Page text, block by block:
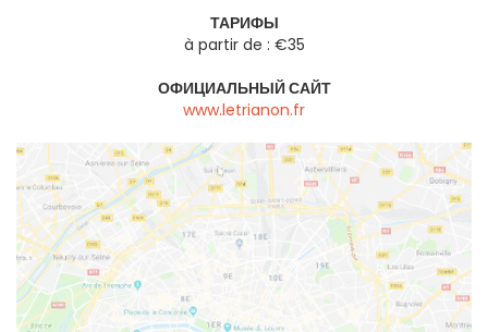
ТАРИФЫ
à partir de : €35
ОФИЦИАЛЬНЫЙ САЙТ
www.letrianon.fr